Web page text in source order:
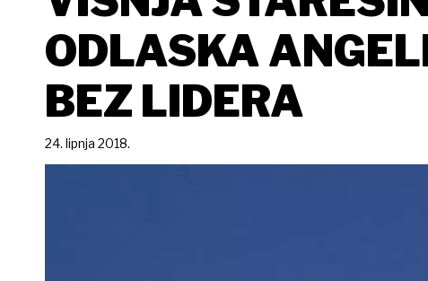
ODLASKA
BEZ LIDERA
24. lipnja 2018.